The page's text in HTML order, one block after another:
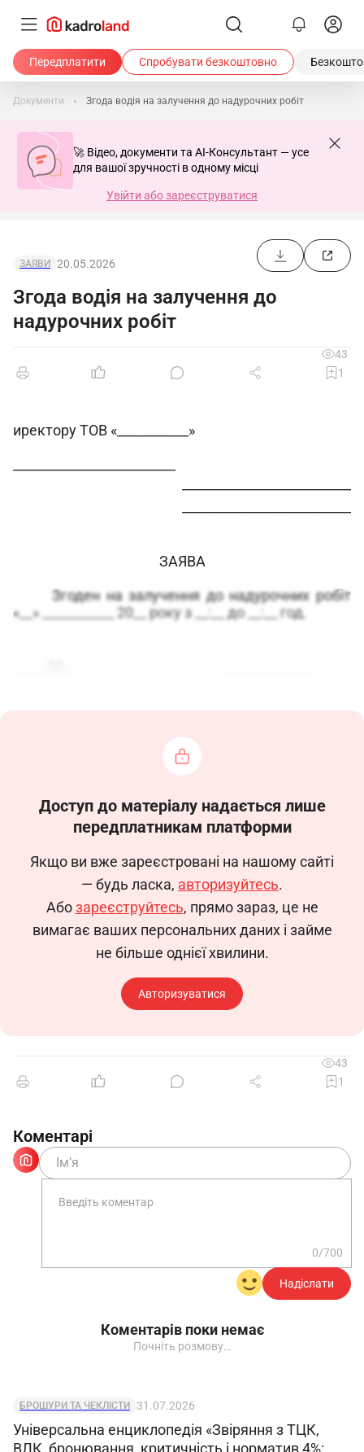
Передплатити Спробувати безкоштовно
Документи Згода водія на залучення до надурочних робіт
🚀 Відео, документи та AI-Консультант — усе
для вашої зручності в одному місці
Увійти або зареєструватися
ЗАЯВИ 20.05.2026
Згода водія на залучення до
надурочних робіт
43
1
иректору ТОВ «___________»
ЗАЯВА
Згоден на залучення до надурочних робіт
«__» ___________ 20__ року з __:__ до __:__ год.
Доступ до матеріалу надається лише
передплатникам платформи
Якщо ви вже зареєстровані на нашому сайті
— будь ласка, авторизуйтесь.
Абозареєструйтесь, прямо зараз, це не
вимагає ваших персональних даних і займе
не більше однієї хвилини.
Авторизуватися
43
1
Коментарі
0/700
Надіслати
Коментарів поки немає
Почніть розмову…
БРОШУРИ ТА ЧЕКЛІСТИ 31.07.2026
Універсальна енциклопедія «Звіряння з ТЦК,
ВЛК, бронювання, критичність і норматив 4%: